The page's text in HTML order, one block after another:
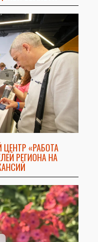
«РАБОТА
РЕГИОНА НА